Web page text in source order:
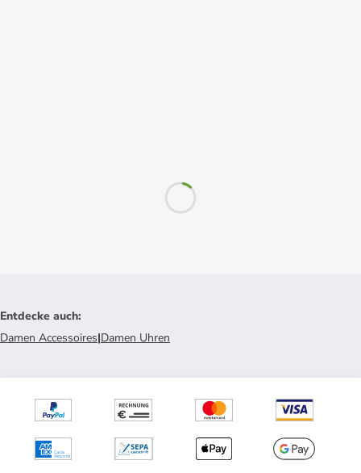
Entdecke auch:
Damen Accessoires|Damen Uhren